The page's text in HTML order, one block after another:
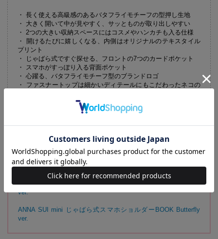
・ 長く使える高級感のあるバタフライモチーフの型押し生地
・ 大きく開いて中が見やすく、サッとものが取り出しやすい
・ 2つの大きい収納スペースにはコスメやハンカチも入る仕様
・ 開けるたびに嬉しくなる、内側はオリジナルのテキスタイル
プリント
・ じゃばら式ですぐ探せる、フロントの7つのカードポケット
・ スマホがすっぽり入る背面ポケット
・ 心躍る、バタフライモチーフ型のブランドロゴ
・ ファスナートップは細かいディテールにもこだわったネコの
ションをご紹介しています。
【同時発売のアイテムはこちらから】
ANNA SUI mini じゃばら式スマホショルダーBOOK Diamond
ver.
ANNA SUI mini じゃばら式スマホショルダーBOOK Butterfly
ver.